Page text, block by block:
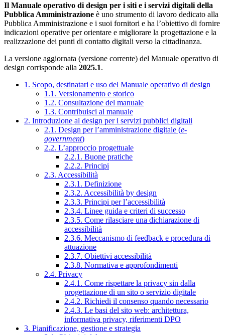
Il Manuale operativo di design per i siti e i servizi digitali della
Pubblica Amministrazione è uno strumento di lavoro dedicato alla
Pubblica Amministrazione e i suoi fornitori e ha l’obiettivo di fornire
indicazioni operative per orientare e migliorare la progettazione e la
realizzazione dei punti di contatto digitali verso la cittadinanza.
La versione aggiornata (versione corrente) del Manuale operativo di
design corrisponde alla 2025.1.
1. Scopo, destinatari e uso del Manuale operativo di design
1.1. Versionamento e storico
1.2. Consultazione del manuale
1.3. Contribuisci al manuale
2. Introduzione al design per i servizi pubblici digitali
2.1. Design per l’amministrazione digitale (e-
government)
2.2. L’approccio progettuale
2.2.1. Buone pratiche
2.2.2. Principi
2.3. Accessibilità
2.3.1. Definizione
2.3.2. Accessibilità by design
2.3.3. Principi per l’accessibilità
2.3.4. Linee guida e criteri di successo
2.3.5. Come rilasciare una dichiarazione di
accessibilità
2.3.6. Meccanismo di feedback e procedura di
attuazione
2.3.7. Obiettivi accessibilità
2.3.8. Normativa e approfondimenti
2.4. Privacy
2.4.1. Come rispettare la privacy sin dalla
progettazione di un sito o servizio digitale
2.4.2. Richiedi il consenso quando necessario
2.4.3. Le basi del sito web: architettura,
informativa privacy, riferimenti DPO
3. Pianificazione, gestione e strategia